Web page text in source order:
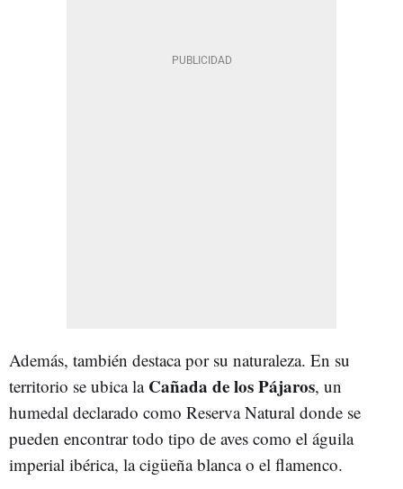
Además, también destaca por su naturaleza. En su
territorio se ubica la Cañada de los Pájaros, un
humedal declarado como Reserva Natural donde se
pueden encontrar todo tipo de aves como el águila
imperial ibérica, la cigüeña blanca o el flamenco.